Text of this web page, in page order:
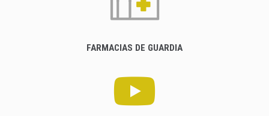
FARMACIAS DE GUARDIA